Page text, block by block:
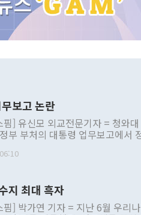
보고 논란
] 유신모 외교전문기자 = 청와
부 부처의 대통령 업무보고에서
정부 내 조율을 거치지 않은 사안
에 근거한 비현실적 구상'이라는
책 관련 발언이 물의를 빚은 적은
지 최대 흑자
] 박가연 기자 = 지난 6월 우리